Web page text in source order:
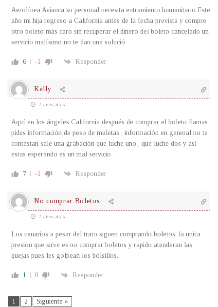
Aerolínea Avianca su personal necesita entramiento humanitario Este
año mi hija regreso a California antes de la fecha prevista y compre
otro boleto más caro sin recuperar el dinero del boleto cancelado un
servicio malísimo no te dan una solució
6 -1 Responder
Kelly
2 años atrás
Aquí en los ángeles California después de comprar el boleto llamas
pides información de peso de maletas , información en general no te
contestan sale una grabación que luche uno , que luche dos y así
estas esperando es un mal servicio
7 -1 Responder
No comprar Boletos
2 años atrás
Los usuarios a pesar del trato siguen comprando boletos, la unica
presion que sirve es no comprar boletos y rapido atenderan las
quejas pues les golpean los bolsillos.
1 0 Responder
1 2 Siguiente »